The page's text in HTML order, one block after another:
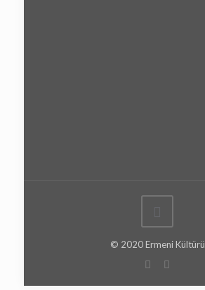
© 2020 Ermeni Kültürü